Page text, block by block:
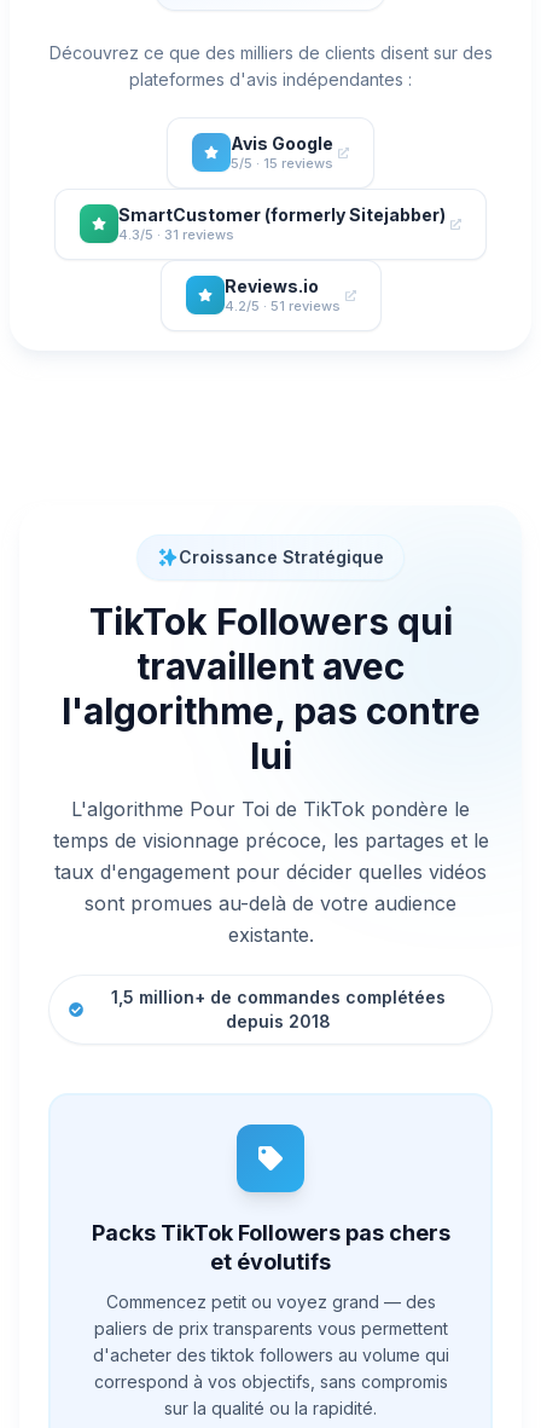
Découvrez ce que des milliers de clients disent sur des
plateformes d'avis indépendantes :
Avis Google
5/5 · 15 reviews
SmartCustomer (formerly Sitejabber)
4.3/5 · 31 reviews
Reviews.io
4.2/5 · 51 reviews
Croissance Stratégique
TikTok Followers qui
travaillent avec
l'algorithme, pas contre
lui
L'algorithme Pour Toi de TikTok pondère le
temps de visionnage précoce, les partages et le
taux d'engagement pour décider quelles vidéos
sont promues au-delà de votre audience
existante.
1,5 million+ de commandes complétées
depuis 2018
Packs TikTok Followers pas chers
et évolutifs
Commencez petit ou voyez grand — des
paliers de prix transparents vous permettent
d'acheter des tiktok followers au volume qui
correspond à vos objectifs, sans compromis
sur la qualité ou la rapidité.